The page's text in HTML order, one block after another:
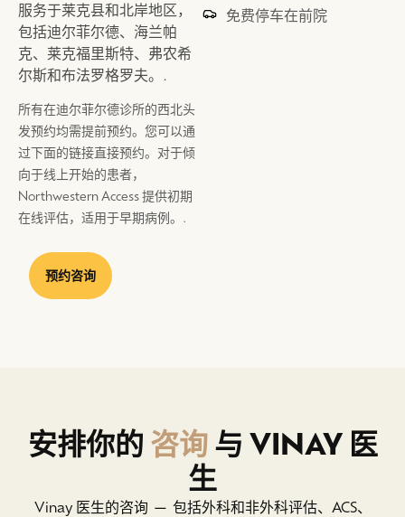
服务于莱克县和北岸地区，
包括迪尔菲尔德、海兰帕
克、莱克福里斯特、弗农希
尔斯和布法罗格罗夫。.
所有在迪尔菲尔德诊所的西北头
发预约均需提前预约。您可以通
过下面的链接直接预约。对于倾
向于线上开始的患者，
Northwestern Access 提供初期
在线评估，适用于早期病例。.
预约咨询
免费停车在前院
安排你的 咨询与 VINAY 医
生
Vinay 医生的咨询 — 包括外科和非外科评估、ACS、